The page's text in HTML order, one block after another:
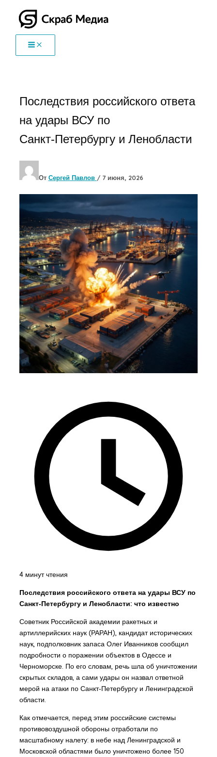
Перейти
содержимому
Последствия российского ответа
на удары ВСУ по
Санкт‑Петербургу и Ленобласти
От Сергей Павлов / 7 июня, 2026
4 минут чтения
Последствия российского ответа на удары ВСУ по
Санкт‑Петербургу и Ленобласти: что известно
Советник Российской академии ракетных и
артиллерийских наук (РАРАН), кандидат исторических
наук, подполковник запаса Олег Иванников сообщил
подробности о поражении объектов в Одессе и
Черноморске. По его словам, речь шла об уничтожении
скрытых складов, а сами удары он назвал ответной
мерой на атаки по Санкт‑Петербургу и Ленинградской
области.
Как отмечается, перед этим российские системы
противовоздушной обороны отработали по
масштабному налету: в небе над Ленинградской и
Московской областями было уничтожено более 150